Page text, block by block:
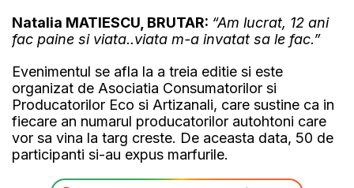
Natalia MATIESCU, BRUTAR: “Am lucrat, 12 ani
fac paine si viata..viata m-a invatat sa le fac.”
Evenimentul se afla la a treia editie si este
organizat de Asociatia Consumatorilor si
Producatorilor Eco si Artizanali, care sustine ca in
fiecare an numarul producatorilor autohtoni care
vor sa vina la targ creste. De aceasta data, 50 de
participanti si-au expus marfurile.